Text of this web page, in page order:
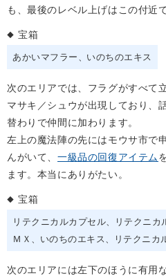
も、最後のレベル上げはこの付近
宝箱
あかいマフラー いのちのエキス
次のエリアでは、フラグがすべて
マサキ／シュウが出現しており、
替わりで仲間に加わります。
左上の魔法陣の先にはモウサ市で
んがいて、 一級品の回復アイテム
ます。本当にありがたい。
宝箱
リテクニカルカプセル リテクニカ
ＭＸ
いのちのエキス リテクニカ
次のエリアには左下のほうに有用